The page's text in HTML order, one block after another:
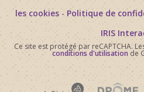
les cookies - Politique de
IRIS
Ce site est protégé par reCAPTCHA.
conditions d'utilisation de